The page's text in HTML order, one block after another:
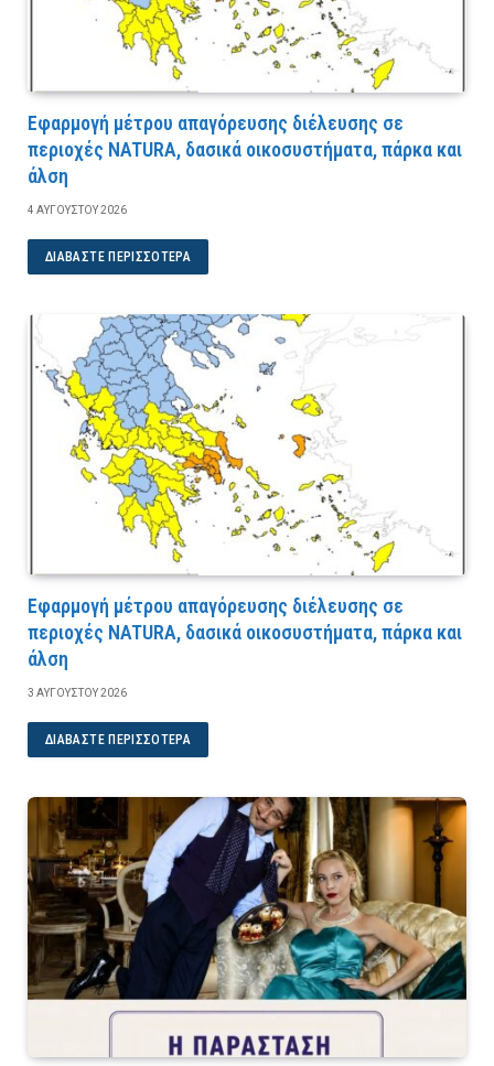
Εφαρμογή μέτρου απαγόρευσης διέλευσης σε
περιοχές NATURA, δασικά οικοσυστήματα, πάρκα και
άλση
4 ΑΥΓΟΎΣΤΟΥ 2026
ΔΙΑΒΆΣΤΕ ΠΕΡΙΣΣΌΤΕΡΑ
Εφαρμογή μέτρου απαγόρευσης διέλευσης σε
περιοχές NATURA, δασικά οικοσυστήματα, πάρκα και
άλση
3 ΑΥΓΟΎΣΤΟΥ 2026
ΔΙΑΒΆΣΤΕ ΠΕΡΙΣΣΌΤΕΡΑ